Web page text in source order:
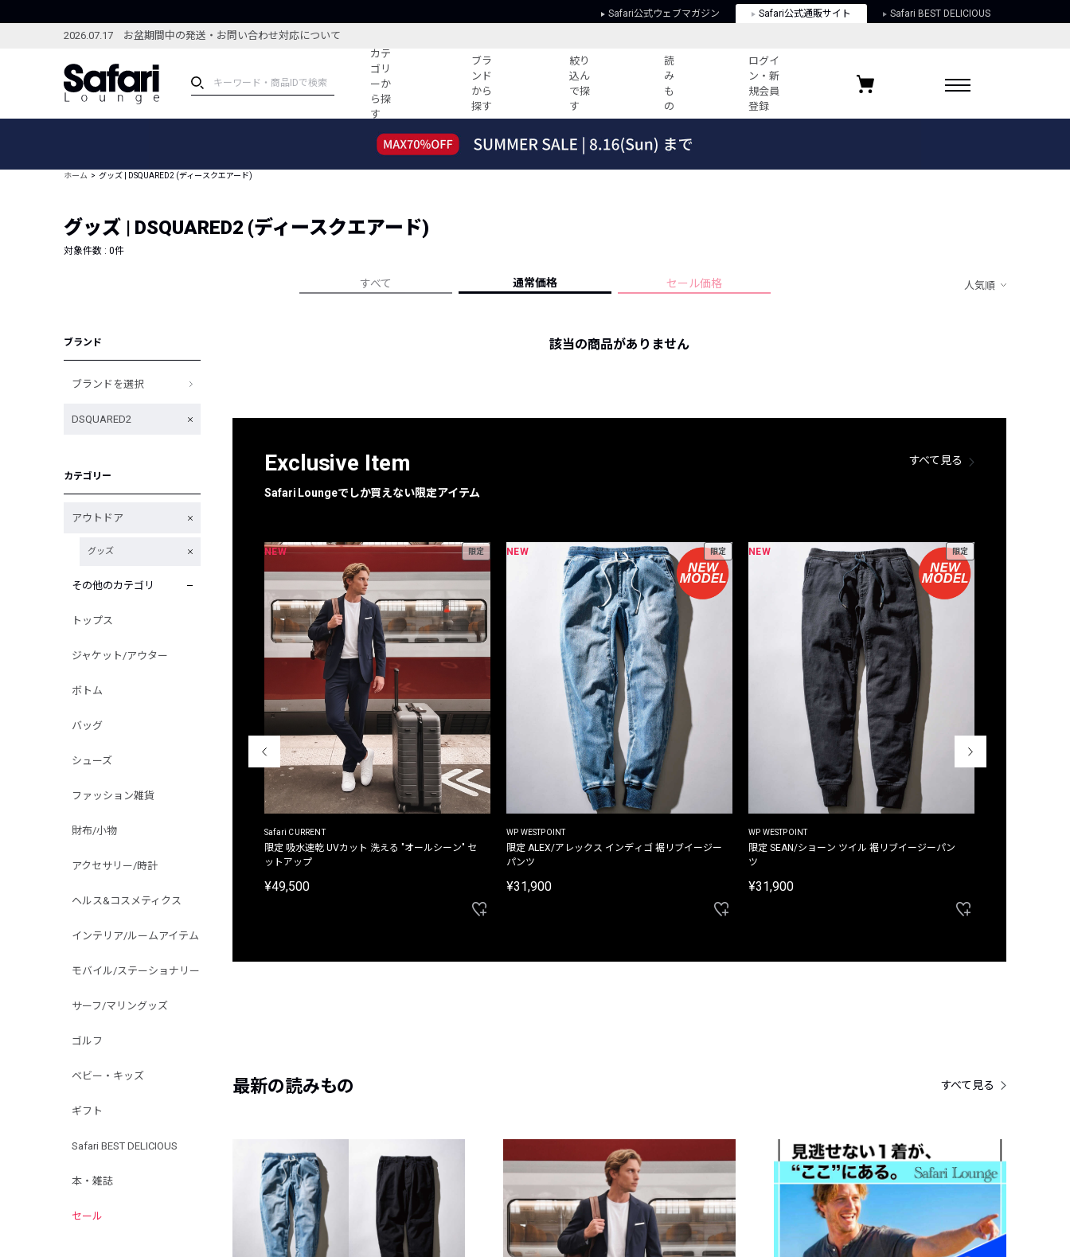
Safari公式ウェブマガジン Safari公式通販サイト Safari BEST DELICIOUS
2026.07.17 お盆期間中の発送・お問い合わせ対応について
カテ
ゴリ
ーか
ら探
す
ブラ
ンド
から
探す
絞り
込ん
で探
す
読
み
も
の
ログイ
ン・新
規会員
登録
ブランドから探す
新着アイテム
編集部のおすすめアイテム
コーディネート
すべての記事
人気記事ランキング
フォーカスブランド
プライバシーポリシー
お気に入りブランド
ホーム グッズ | DSQUARED2 (ディースクエアード)
グッズ | DSQUARED2 (ディースクエアード)
対象件数 : 0件
すべて 通常価格 セール価格 人気順
ブランド
ブランドを選択
DSQUARED2
カテゴリー
アウトドア
グッズ
その他のカテゴリ
トップス
ジャケット/アウター
ボトム
バッグ
シューズ
ファッション雑貨
財布/小物
アクセサリー/時計
ヘルス&コスメティクス
インテリア/ルームアイテム
モバイル/ステーショナリー
サーフ/マリングッズ
ゴルフ
ベビー・キッズ
ギフト
Safari BEST DELICIOUS
本・雑誌
セール
該当の商品がありません
Exclusive Item
Safari Loungeでしか買えない限定アイテム
すべて見る
NEW 限定
Safari CURRENT
限定 吸水速乾 UVカット 洗える "オールシーン" セ
ットアップ
¥49,500
NEW 限定
WP WESTPOINT
限定 ALEX/アレックス インディゴ 裾リブイージー
パンツ
¥31,900
NEW 限定
WP WESTPOINT
限定 SEAN/ショーン ツイル 裾リブイージーパン
ツ
¥31,900
最新の読みもの すべて見る